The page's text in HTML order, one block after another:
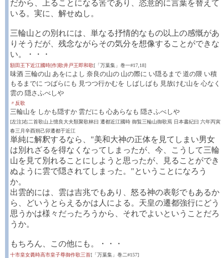
だから、上ることになる筈であり、恣意的に言葉を替えて
いる。実に、解せぬし。
三輪山との別れには、単なる抒情的なもの以上の感慨があ
りそうだが、残念ながらその気分を想像することができな
い。・・・
額田王下近江國時[作]歌井戸王即和歌[「万葉集」巻一#17,18]
味酒 三輪の山 あをによし 奈良の山の 山の際に い隠るまで 道の隈 い積
もるまでに つばらにも 見つつ行かむを しばしばも 見放けむ山を 心なく
雲の 隠さふべしや
〃反歌
三輪山を しかも隠すか 雲だにも 心あらなも 隠さふべしや
[左注]右二首歌山上憶良大夫類聚歌林曰 遷都近江國時 御覧三輪山御歌焉 日本書紀曰 六年丙寅
春三月辛酉朔己卯遷都于近江
単純に解釈するなら、"美和大神の正体を見てしまい男女
は別れざるを得なくなってしまったが、今、こうして三輪
山を見て別れることにしようと思ったが、見ることができ
ぬように雲で隠されてしまった。"ということになろう
か。
出雲的には、雲は吉兆でもあり、怒る神の表彰でもあるか
ら、どいうとらえるかは人による。天皇の遷都強行にどう
思うかは様々だったろうから、それでよいということだろ
うか。
もちろん、この他にも。・・・
十市皇女薨時高市皇子尊御作歌三首[「万葉集」巻二#157]